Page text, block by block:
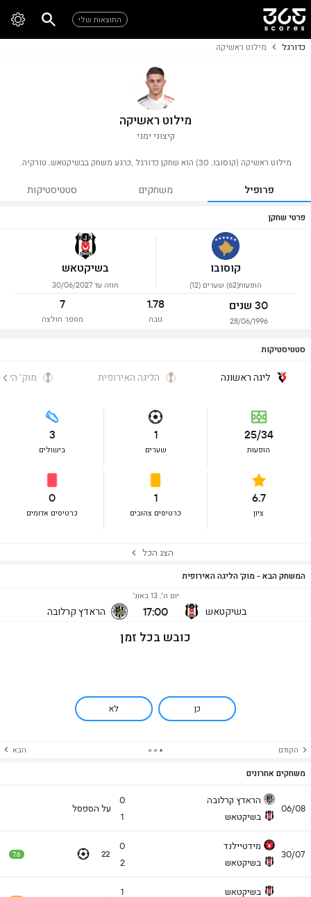
התוצאות שלי
כדורגל מילוט ראשיקה
מילוט ראשיקה
קיצוני ימני
מילוט ראשיקה (קוסובו, 30) הוא שחקן כדורגל ,כרגע משחק בבשיקטאש, טורקיה.
פרופיל משחקים סטטיסטיקות
פרטי שחקן
קוסובו
הופעות(62) שערים (12)
בשיקטאש
חוזה עד 30/06/2027
30 שנים
28/06/1996
1.78
גובה
7
מספר חולצה
סטטיסטיקות
ליגה ראשונה הליגה האירופית מוק'
25/34
הופעות
1
שערים
3
בישולים
6.7
ציון
1
כרטיסים צהובים
0
כרטיסים אדומים
הצג הכל
המשחק הבא - מוק' הליגה האירופית
בשיקטאש
יום ה׳, 13 באוג׳
17:00 הראדץ קרלובה
כובש בכל זמן
כן לא
הקודם הבא
משחקים אחרונים
06/08
הראדץ קרלובה
בשיקטאש
0
1
על הספסל
30/07
מידטיילנד
בשיקטאש
0
2
22
7.6
בשיקטאש
1